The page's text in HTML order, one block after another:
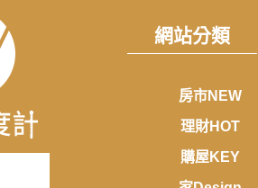
網站分類
房市NEW
理財HOT
購屋KEY